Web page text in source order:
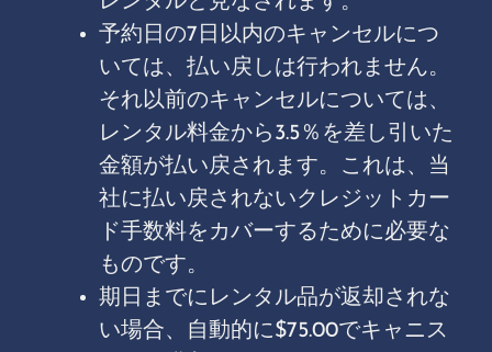
予約日の7日以内のキャンセルにつ
いては、払い戻しは行われません。
それ以前のキャンセルについては、
レンタル料金から3.5％を差し引いた
金額が払い戻されます。これは、当
社に払い戻されないクレジットカー
ド手数料をカバーするために必要な
ものです。
期日までにレンタル品が返却されな
い場合、自動的に$75.00でキャニス